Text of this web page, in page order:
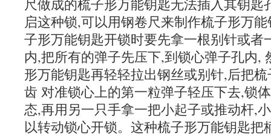
尺做成的梳子形万能钥匙无法插入其钥匙
启这种锁,可以用钢卷尺来制作梳子形万
子形万能钥匙开锁时要先拿一根别针或者
内,把所有的弹子先压下,到锁心弹子孔内,
形万能钥匙再轻轻拉出钢丝或别针,后把
齿 对准锁心上的第一粒弹子轻压下去,锁
态,再用另一只手拿一把小起子或推动杆,
以转动锁心开锁。这种梳子形万能钥匙把